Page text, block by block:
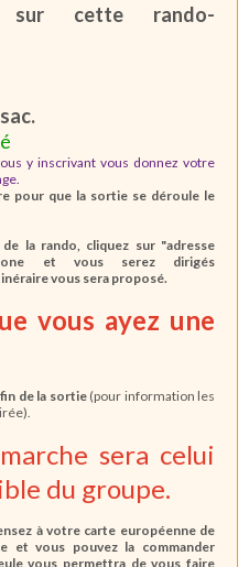
sur cette rando-
y inscrivant vous donnez votre
pour que la sortie se déroule le
la rando, cliquez sur "adresse
et vous serez dirigés
vous sera proposé.
vous ayez une
de la sortie (pour information les
sera celui
du groupe.
à votre carte européenne de
et vous pouvez la commander
vous permettra de vous faire